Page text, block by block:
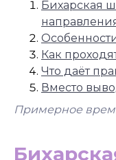
Бихарская
Как
Что даёт
Вместо
Примерное